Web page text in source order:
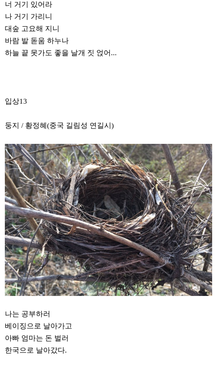
너 거기 있어라
나 거기 가리니
대숲 고요해 지니
바람 발 돋움 하누나
하늘 끝 못가도 좋을 날개 짓 얹어...
입상13
둥지 / 황정혜(중국 길림성 연길시)
나는 공부하러
베이징으로 날아가고
아빠 엄마는 돈 벌러
한국으로 날아갔다.